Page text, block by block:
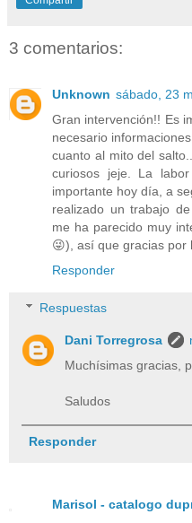
3 comentarios:
Unknown sábado, 23
Gran intervención!! Es
necesario
cuanto al mito del
curiosos jeje. La
importante hoy día, a
realizado un trabajo
me ha parecido muy
😜), así que gracias por
Responder
Respuestas
Dani Torregrosa
Muchísimas gracias,
Saludos
Responder
Marisol - catalogo